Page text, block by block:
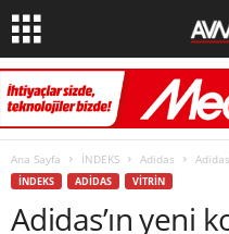
Ana Sayfa İNDEKS Adidas
İNDEKS ADIDAS VITRIN
Adidas’ın yeni